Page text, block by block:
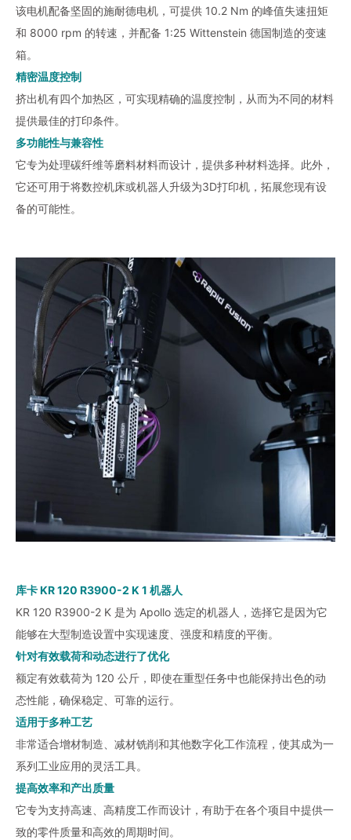
该电机配备坚固的施耐德电机，可提供 10.2 Nm 的峰值失速扭矩
和 8000 rpm 的转速，并配备 1:25 Wittenstein 德国制造的变速
箱。
精密温度控制
挤出机有四个加热区，可实现精确的温度控制，从而为不同的材料
提供最佳的打印条件。
多功能性与兼容性
它专为处理碳纤维等磨料材料而设计，提供多种材料选择。此外，
它还可用于将数控机床或机器人升级为3D打印机，拓展您现有设
备的可能性。
库卡 KR 120 R3900-2 K 1 机器人
KR 120 R3900-2 K 是为 Apollo 选定的机器人，选择它是因为它
能够在大型制造设置中实现速度、强度和精度的平衡。
针对有效载荷和动态进行了优化
额定有效载荷为 120 公斤，即使在重型任务中也能保持出色的动
态性能，确保稳定、可靠的运行。
适用于多种工艺
非常适合增材制造、减材铣削和其他数字化工作流程，使其成为一
系列工业应用的灵活工具。
提高效率和产出质量
它专为支持高速、高精度工作而设计，有助于在各个项目中提供一
致的零件质量和高效的周期时间。